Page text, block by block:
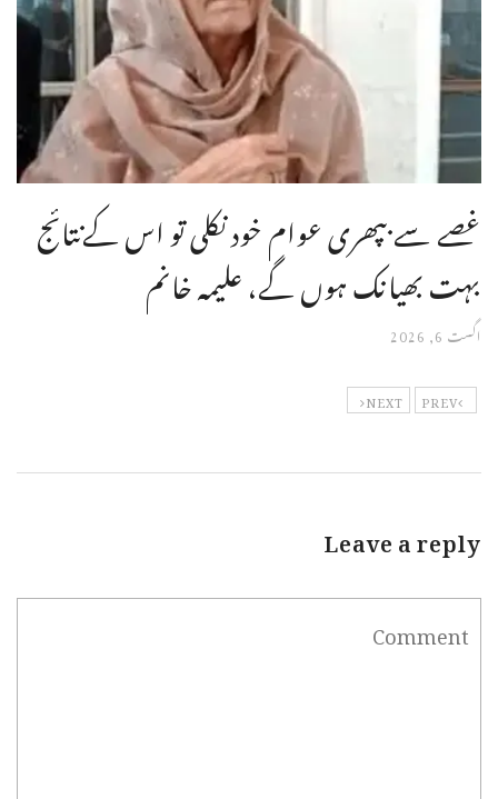
غصے سے بپھری عوام خود نکلی تو اس کےنتائج
بہت بھیانک ہوں گے، علیمہ خانم
اگست 6, 2026
PREV
NEXT
Leave a reply